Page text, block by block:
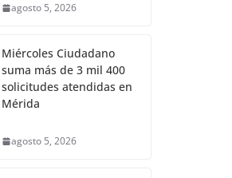
agosto 5, 2026
Miércoles Ciudadano
suma más de 3 mil 400
solicitudes atendidas en
Mérida
agosto 5, 2026